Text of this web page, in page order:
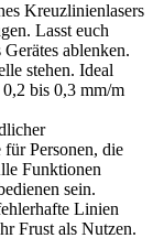
Kreuzlinienlasers
Lasst euch
ablenken.
stehen. Ideal
bis 0,3 mm/m
Personen, die
Funktionen
sein.
Linien
Frust als Nutzen.